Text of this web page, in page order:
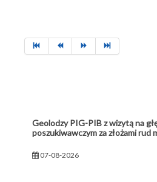
Geolodzy PIG-PIB z wizytą na
poszukiwawczym za złożami rud
07-08-2026